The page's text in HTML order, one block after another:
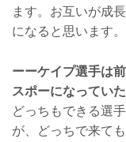
ます。お互いが成
になると思います。
ーーケイプ選手は
スポーになってい
どっちもできる選
が、どっちで来て